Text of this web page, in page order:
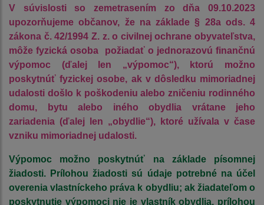
V súvislosti so zemetrasením zo dňa 09.10.2023
upozorňujeme občanov, že na základe § 28a ods. 4
zákona č. 42/1994 Z. z. o civilnej ochrane obyvateľstva,
môže fyzická osoba požiadať o jednorazovú finančnú
výpomoc (ďalej len „výpomoc“), ktorú možno
poskytnúť fyzickej osobe, ak v dôsledku mimoriadnej
udalosti došlo k poškodeniu alebo zničeniu rodinného
domu, bytu alebo iného obydlia vrátane jeho
zariadenia (ďalej len „obydlie“), ktoré užívala v čase
vzniku mimoriadnej udalosti.
Výpomoc možno poskytnúť na základe písomnej
žiadosti. Prílohou žiadosti sú údaje potrebné na účel
overenia vlastníckeho práva k obydliu; ak žiadateľom o
poskytnutie výpomoci nie je vlastník obydlia, prílohou